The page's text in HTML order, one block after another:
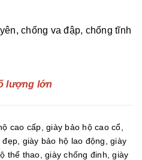
chống va đập, chống tĩnh
lượng lớn
cao cấp giày bảo hộ cao cổ
đẹp giày bảo hộ lao động
giày
thể thao giày chống đinh ,giày